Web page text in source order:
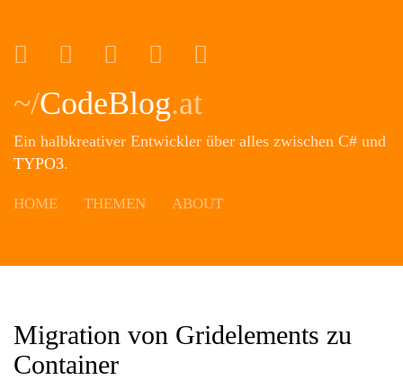
Portfolio
TwitterXing Instagram
~/CodeBlog.at
Ein halbkreativer Entwickler über alles zwischen C# und
TYPO3.
HOME THEMEN ABOUT
Migration von Gridelements zu
Container